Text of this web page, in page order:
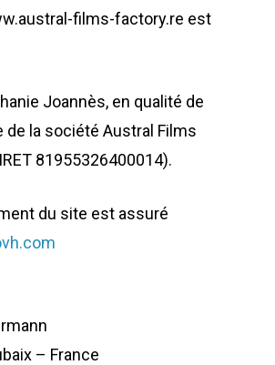
films-factory.re est
Joannès, en qualité de
de la société Austral Films
81955326400014).
du site est assuré
– France